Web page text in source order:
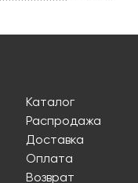
Каталог
Распродажа
Доставка
Оплата
Возврат